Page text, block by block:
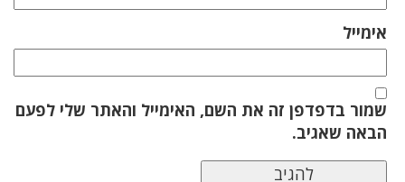
אימייל
שמור בדפדפן זה את השם, האימייל והאתר שלי לפעם
הבאה שאגיב.